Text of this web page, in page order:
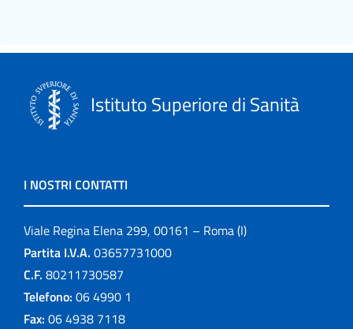
Istituto Superiore di Sanità
I NOSTRI CONTATTI
Viale Regina Elena 299, 00161 – Roma (I)
Partita I.V.A. 03657731000
C.F. 80211730587
Telefono: 06 4990 1
Fax: 06 4938 7118